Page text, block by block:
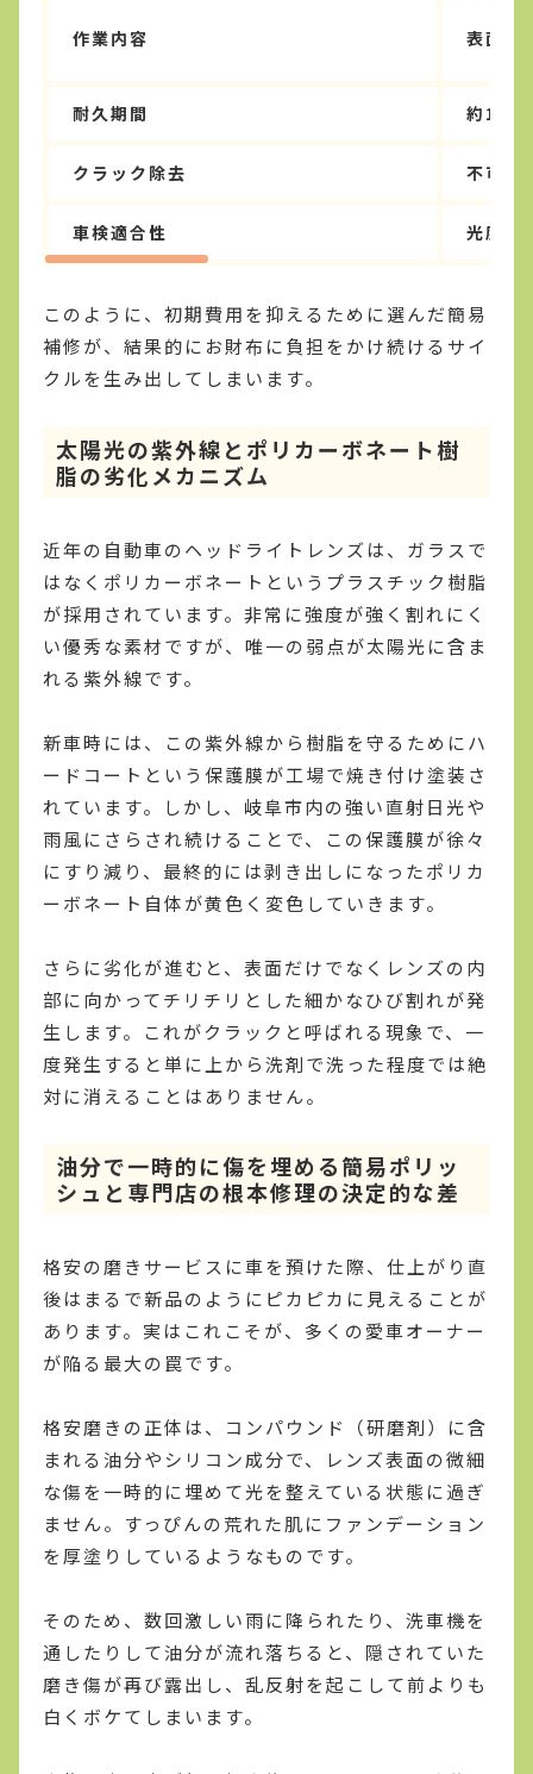
作業内容 表面の
耐久期間 約1ヶ
クラック除去 不可（
車検適合性 光度が
このように、初期費用を抑えるために選んだ簡易
補修が、結果的にお財布に負担をかけ続けるサイ
クルを生み出してしまいます。
太陽光の紫外線とポリカーボネート樹
脂の劣化メカニズム
近年の自動車のヘッドライトレンズは、ガラスで
はなくポリカーボネートというプラスチック樹脂
が採用されています。非常に強度が強く割れにく
い優秀な素材ですが、唯一の弱点が太陽光に含ま
れる紫外線です。
新車時には、この紫外線から樹脂を守るためにハ
ードコートという保護膜が工場で焼き付け塗装さ
れています。しかし、岐阜市内の強い直射日光や
雨風にさらされ続けることで、この保護膜が徐々
にすり減り、最終的には剥き出しになったポリカ
ーボネート自体が黄色く変色していきます。
さらに劣化が進むと、表面だけでなくレンズの内
部に向かってチリチリとした細かなひび割れが発
生します。これがクラックと呼ばれる現象で、一
度発生すると単に上から洗剤で洗った程度では絶
対に消えることはありません。
油分で一時的に傷を埋める簡易ポリッ
シュと専門店の根本修理の決定的な差
格安の磨きサービスに車を預けた際、仕上がり直
後はまるで新品のようにピカピカに見えることが
あります。実はこれこそが、多くの愛車オーナー
が陥る最大の罠です。
格安磨きの正体は、コンパウンド（研磨剤）に含
まれる油分やシリコン成分で、レンズ表面の微細
な傷を一時的に埋めて光を整えている状態に過ぎ
ません。すっぴんの荒れた肌にファンデーション
を厚塗りしているようなものです。
そのため、数回激しい雨に降られたり、洗車機を
通したりして油分が流れ落ちると、隠されていた
磨き傷が再び露出し、乱反射を起こして前よりも
白くボケてしまいます。